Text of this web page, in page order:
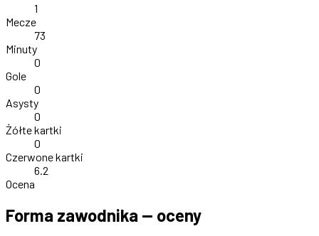
1
Mecze
73
Minuty
0
Gole
0
Asysty
0
Żółte kartki
0
Czerwone kartki
6.2
Ocena
Forma zawodnika — oceny